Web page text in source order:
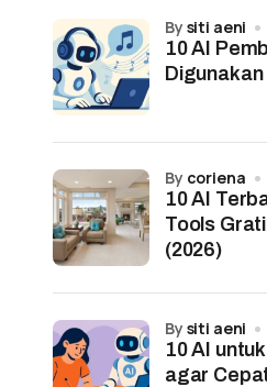
10 AI
Digunakan
by siti aeni
10 AI
Tools
(2026)
by coriena
10 AI
agar
by siti aeni